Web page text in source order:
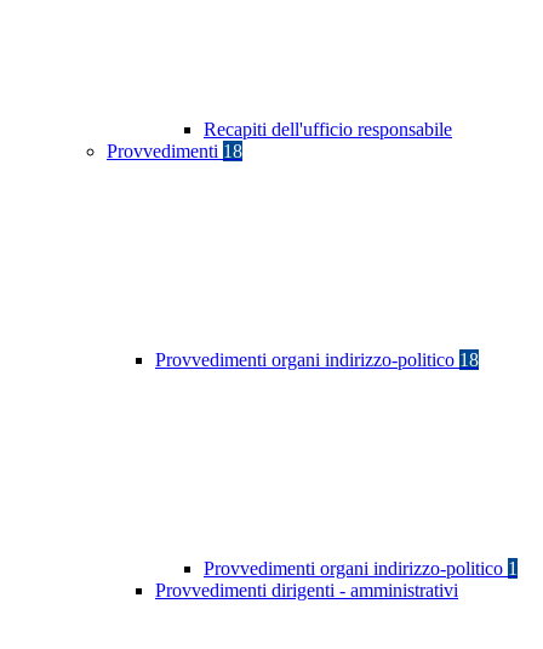
Recapiti dell'ufficio responsabile
Provvedimenti 18
Provvedimenti organi indirizzo-politico 18
Provvedimenti organi indirizzo-politico 1
Provvedimenti dirigenti - amministrativi